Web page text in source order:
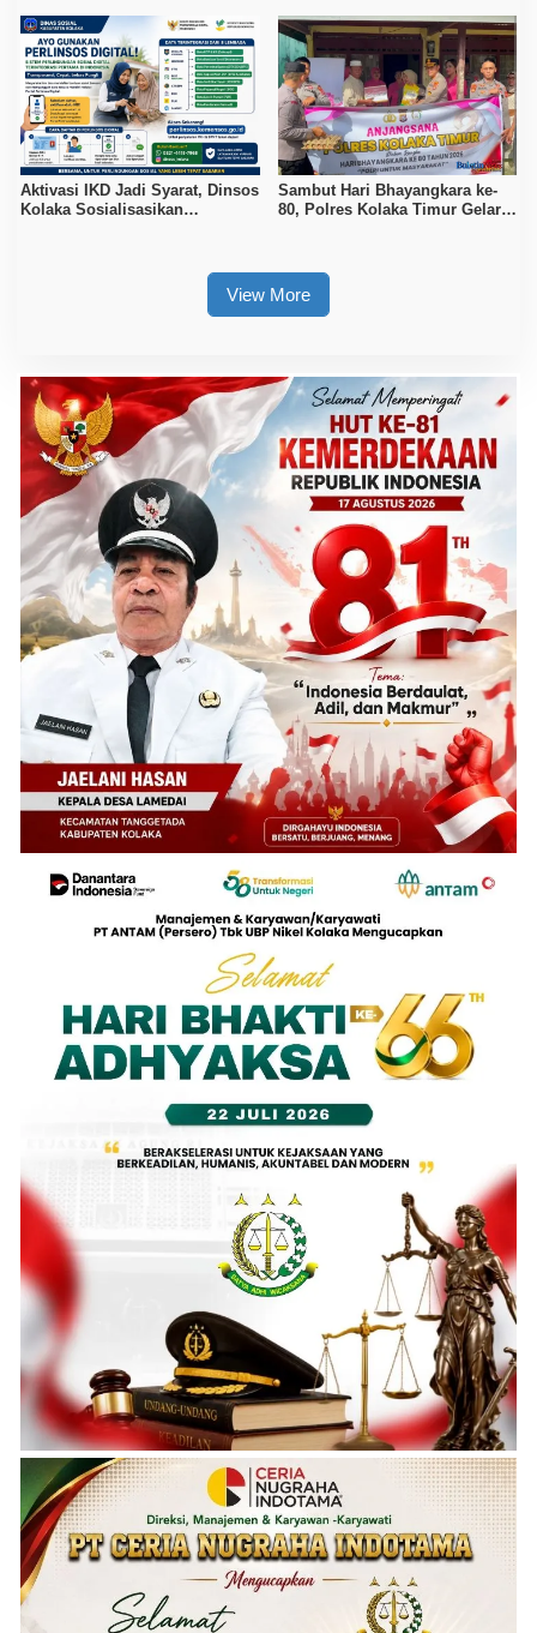
Aktivasi IKD Jadi Syarat, Dinsos
Kolaka Sosialisasikan
Sambut Hari Bhayangkara ke-
80, Polres Kolaka Timur Gelar
View More